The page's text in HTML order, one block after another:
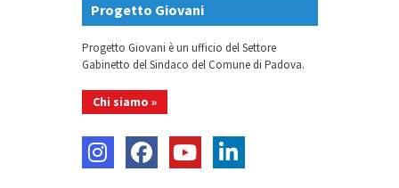
Progetto Giovani
Progetto Giovani è un ufficio del Settore
Gabinetto del Sindaco del Comune di Padova.
Chi siamo »